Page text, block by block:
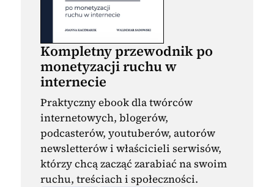
Kompletny przewodnik po
monetyzacji ruchu w
internecie
Praktyczny ebook dla twórców
internetowych, blogerów,
podcasterów, youtuberów, autorów
newsletterów i właścicieli serwisów,
którzy chcą zacząć zarabiać na swoim
ruchu, treściach i społeczności.